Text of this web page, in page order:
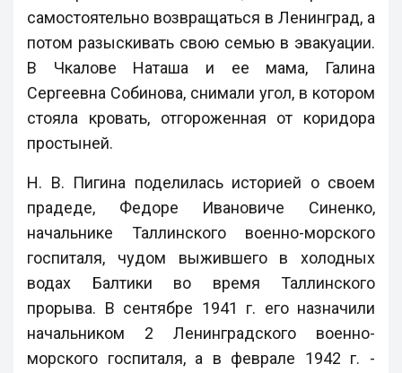
самостоятельно возвращаться в Ленинград, а
потом разыскивать свою семью в эвакуации.
В Чкалове Наташа и ее мама, Галина
Сергеевна Собинова, снимали угол, в котором
стояла кровать, отгороженная от коридора
простыней.
Н. В. Пигина поделилась историей о своем
прадеде, Федоре Ивановиче Синенко,
начальнике Таллинского военно-морского
госпиталя, чудом выжившего в холодных
водах Балтики во время Таллинского
прорыва. В сентябре 1941 г. его назначили
начальником 2 Ленинградского военно-
морского госпиталя, а в феврале 1942 г. -